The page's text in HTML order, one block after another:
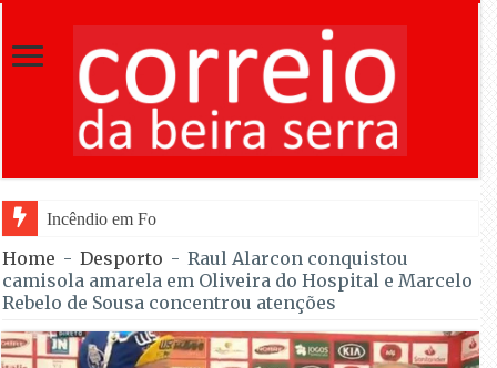
Incêndio em Fornos de Algodres reacende após te
Home - Desporto - Raul Alarcon conquistou
camisola amarela em Oliveira do Hospital e Marcelo
Rebelo de Sousa concentrou atenções